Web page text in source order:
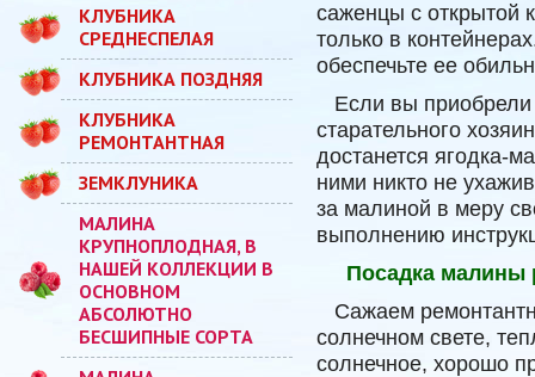
КЛУБНИКА
СРЕДНЕСПЕЛАЯ
КЛУБНИКА ПОЗДНЯЯ
КЛУБНИКА
РЕМОНТАНТНАЯ
ЗЕМКЛУНИКА
МАЛИНА
КРУПНОПЛОДНАЯ, В
НАШЕЙ КОЛЛЕКЦИИ В
ОСНОВНОМ
АБСОЛЮТНО
БЕСШИПНЫЕ СОРТА
саженцы с открытой
только в
обеспечьте ее
Если вы приобрели
старательного
достанется ягодка-
ними никто не
за малиной в меру
выполнению
Посадка малины
Сажаем
солнечном свете,
солнечное, хорошо